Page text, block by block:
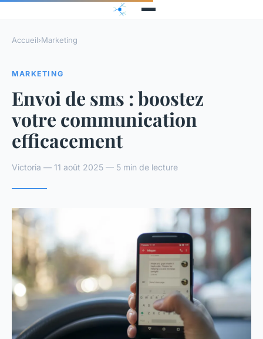
Accueil›Marketing
MARKETING
Envoi de sms : boostez
votre communication
efficacement
Victoria — 11 août 2025 — 5 min de lecture